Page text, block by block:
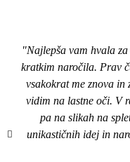
"Najlepša vam hvala
kratkim naročila. Prav
vsakokrat me znova in
vidim na lastne oči. V
pa na slikah na
unikastičnih idej in